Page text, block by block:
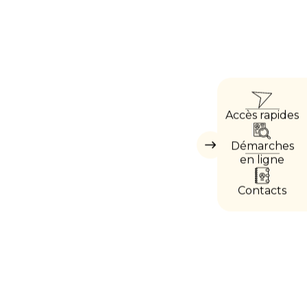
Masquer
Accès rapides
Démarches
en ligne
Contacts